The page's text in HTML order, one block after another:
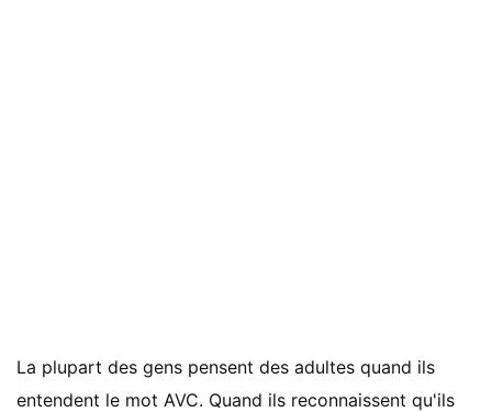
La plupart des gens pensent des adultes quand ils
entendent le mot AVC. Quand ils reconnaissent qu'ils